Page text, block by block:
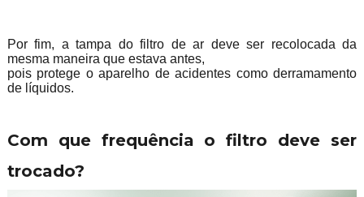
Por fim, a tampa do filtro de ar deve ser recolocada da
mesma maneira que estava antes,
pois protege o aparelho de acidentes como derramamento
de líquidos.
Com que frequência o filtro deve ser
trocado?